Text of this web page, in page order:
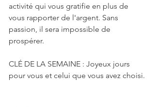
activité qui vous gratifie en plus de
vous rapporter de l'argent. Sans
passion, il sera impossible de
prospérer.
CLÉ DE LA SEMAINE : Joyeux jours
pour vous et celui que vous avez choisi.